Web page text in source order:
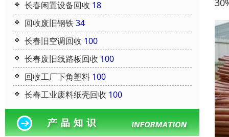
长春闲置设备回收 18
回收废旧钢铁34
长春旧空调回收 100
长春废旧线路板回收 100
回收工厂下角塑料 100
长春工业废料纸壳回收 100